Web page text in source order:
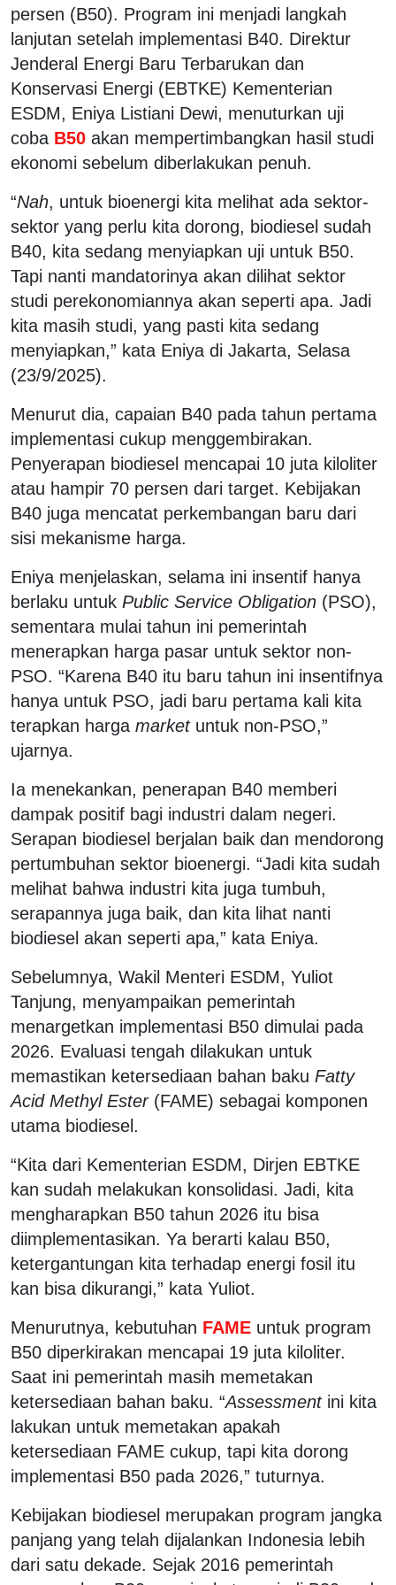
persen (B50). Program ini menjadi langkah
lanjutan setelah implementasi B40. Direktur
Jenderal Energi Baru Terbarukan dan
Konservasi Energi (EBTKE) Kementerian
ESDM, Eniya Listiani Dewi, menuturkan uji
coba B50 akan mempertimbangkan hasil studi
ekonomi sebelum diberlakukan penuh.
“Nah, untuk bioenergi kita melihat ada sektor-
sektor yang perlu kita dorong, biodiesel sudah
B40, kita sedang menyiapkan uji untuk B50.
Tapi nanti mandatorinya akan dilihat sektor
studi perekonomiannya akan seperti apa. Jadi
kita masih studi, yang pasti kita sedang
menyiapkan,” kata Eniya di Jakarta, Selasa
(23/9/2025).
Menurut dia, capaian B40 pada tahun pertama
implementasi cukup menggembirakan.
Penyerapan biodiesel mencapai 10 juta kiloliter
atau hampir 70 persen dari target. Kebijakan
B40 juga mencatat perkembangan baru dari
sisi mekanisme harga.
Eniya menjelaskan, selama ini insentif hanya
berlaku untuk Public Service Obligation (PSO),
sementara mulai tahun ini pemerintah
menerapkan harga pasar untuk sektor non-
PSO. “Karena B40 itu baru tahun ini insentifnya
hanya untuk PSO, jadi baru pertama kali kita
terapkan harga marketuntuk non-PSO,”
ujarnya.
Ia menekankan, penerapan B40 memberi
dampak positif bagi industri dalam negeri.
Serapan biodiesel berjalan baik dan mendorong
pertumbuhan sektor bioenergi. “Jadi kita sudah
melihat bahwa industri kita juga tumbuh,
serapannya juga baik, dan kita lihat nanti
biodiesel akan seperti apa,” kata Eniya.
Sebelumnya, Wakil Menteri ESDM, Yuliot
Tanjung, menyampaikan pemerintah
menargetkan implementasi B50 dimulai pada
2026. Evaluasi tengah dilakukan untuk
memastikan ketersediaan bahan baku Fatty
Acid Methyl Ester(FAME) sebagai komponen
utama biodiesel.
“Kita dari Kementerian ESDM, Dirjen EBTKE
kan sudah melakukan konsolidasi. Jadi, kita
mengharapkan B50 tahun 2026 itu bisa
diimplementasikan. Ya berarti kalau B50,
ketergantungan kita terhadap energi fosil itu
kan bisa dikurangi,” kata Yuliot.
Menurutnya, kebutuhan FAME untuk program
B50 diperkirakan mencapai 19 juta kiloliter.
Saat ini pemerintah masih memetakan
ketersediaan bahan baku. “Assessmentini kita
lakukan untuk memetakan apakah
ketersediaan FAME cukup, tapi kita dorong
implementasi B50 pada 2026,” tuturnya.
Kebijakan biodiesel merupakan program jangka
panjang yang telah dijalankan Indonesia lebih
dari satu dekade. Sejak 2016 pemerintah